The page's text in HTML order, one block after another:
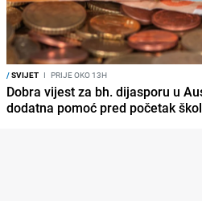
/SVIJET I PRIJE OKO 13H
Dobra vijest za bh. dijasporu u
dodatna pomoć pred početak